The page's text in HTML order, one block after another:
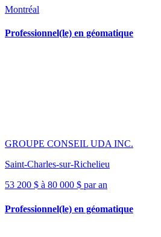
Montréal
Professionnel(le) en géomatique
GROUPE CONSEIL UDA INC.
Saint-Charles-sur-Richelieu
53 200 $ à 80 000 $ par an
Professionnel(le) en géomatique